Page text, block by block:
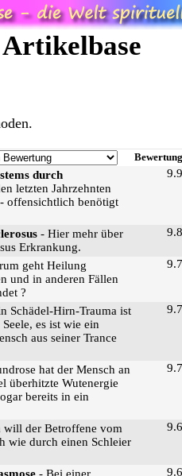
Bewertung
durch
letzten Jahrzehnten
offensichtlich benötigt
9.9
- Hier mehr über
Erkrankung.
9.8
geht Heilung
und in anderen Fällen
?
9.7
Schädel-Hirn-Trauma ist
es ist wie ein
aus seiner Trance
9.7
hat der Mensch an
überhitzte Wutenergie
bereits in ein
9.7
will der Betroffene vom
wie durch einen Schleier
9.6
- Bei einer
9.6